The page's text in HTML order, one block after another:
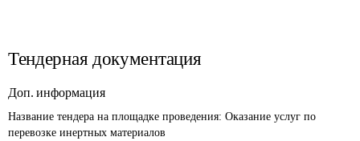
Тендерная документация
Доп. информация
Название тендера на площадке проведения: Оказание услуг по
перевозке инертных материалов